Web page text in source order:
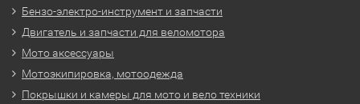
Бензо-электро-инструмент и запчасти
Двигатель и запчасти для веломотора
Мото аксессуары
Мотоэкипировка, мотоодежда
Покрышки и камеры для мото и вело техники